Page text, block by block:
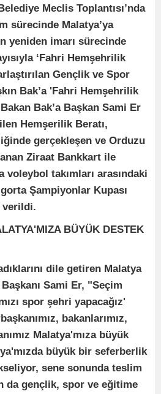
Meclis Toplantısı’nda
sürecinde Malatya’ya
yeniden imarı sürecinde
‘Fahri Hemşehrilik
Gençlik ve Spor
Bak’a 'Fahri Hemşehrilik
Bak’a Başkan Sami Er
Hemşerilik Beratı,
gerçekleşen ve Orduzu
Ziraat Bankkart ile
voleybol takımları arasındaki
Şampiyonlar Kupası
verildi.
BÜYÜK DESTEK
dile getiren Malatya
Sami Er, "Seçim
spor şehri yapacağız'
bakanlarımız,
Malatya'mıza büyük
büyük bir seferberlik
sene sonunda teslim
da gençlik, spor ve eğitime